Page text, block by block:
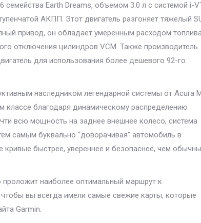
Earth Dreams, объемом 3.0 л с системой i-
АКПП. Этот двигатель разгоняет тяжелый
привод, он обладает умеренным расходом
отключения цилиндров VCM. Также производитель
для использования более дешевого 92-го
наследником легендарной системы от Acura
классе благодаря динамическому распределению
всю мощность на заднее внешнее колесо, система
самым буквально “доворачивая” автомобиль в
кривые быстрее, увереннее и безопаснее, чем
наиболее оптимальный маршрут к
вы всегда имели самые свежие карты, которые
Garmin.